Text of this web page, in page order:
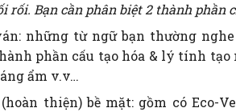
rối. Bạn cần phân biệt 2 thành phần
những từ ngữ bạn thường
phần cấu tạo hóa & lý tính
ẩm v.v…
thiện) bề mặt: gồm có